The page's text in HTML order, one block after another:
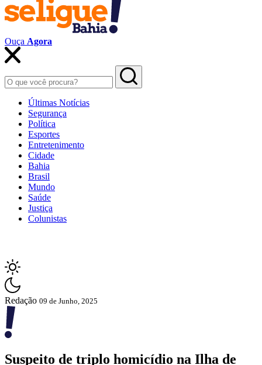
Ouça Agora
Últimas Notícias
Segurança
Política
Esportes
Entretenimento
Cidade
Bahia
Brasil
Mundo
Saúde
Justiça
Colunistas
Redação 09 de Junho, 2025
Suspeito de triplo homicídio na Ilha de